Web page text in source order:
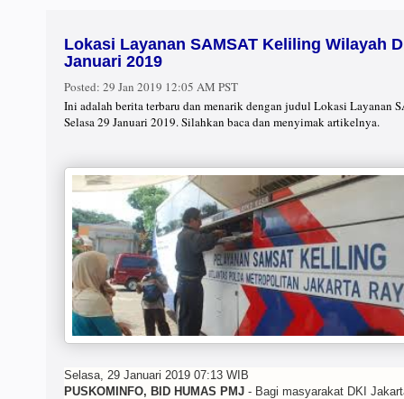
Lokasi Layanan SAMSAT Keliling Wilayah
Januari 2019
Posted: 29 Jan 2019 12:05 AM PST
Ini adalah berita terbaru dan menarik dengan judul Lokasi Layanan
Selasa 29 Januari 2019. Silahkan baca dan menyimak artikelnya.
Selasa, 29 Januari 2019 07:13 WIB
PUSKOMINFO, BID HUMAS PMJ - Bagi masyarakat DKI